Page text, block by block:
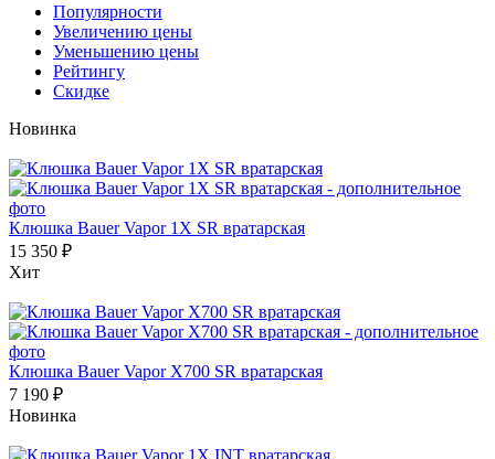
Популярности
Увеличению цены
Уменьшению цены
Рейтингу
Скидке
Новинка
Клюшка Bauer Vapor 1X SR вратарская
15 350 ₽
Хит
Клюшка Bauer Vapor X700 SR вратарская
7 190 ₽
Новинка